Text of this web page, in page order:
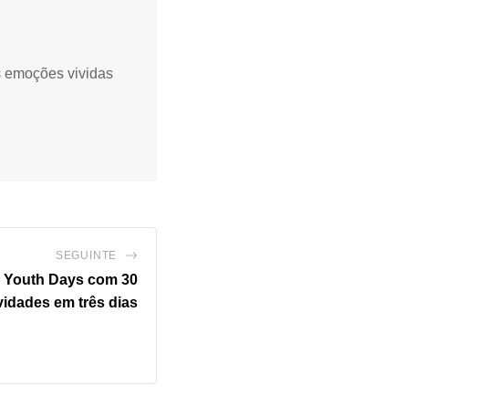
emoções vividas
SEGUINTE
Youth Days com 30
em três dias